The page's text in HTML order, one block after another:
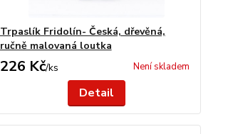
Trpaslík Fridolín- Česká, dřevěná,
ručně malovaná loutka
226 Kč/ks Není skladem
Detail